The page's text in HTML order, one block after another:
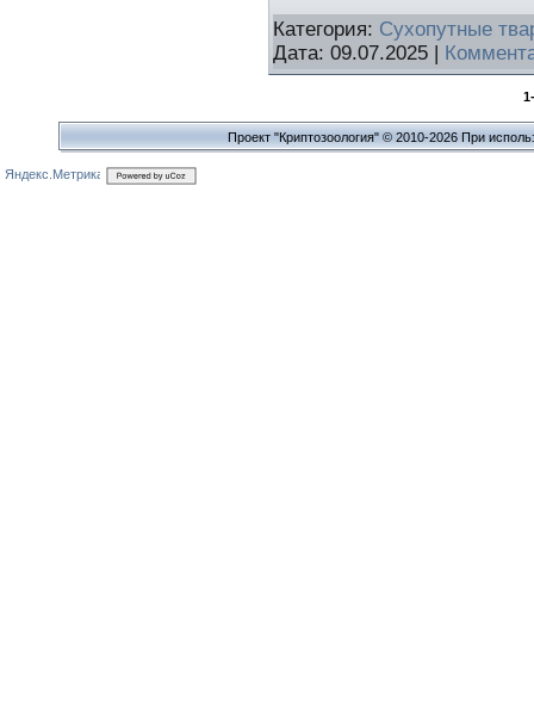
Категория: Сухопутные
Дата: 09.07.2025
Проект "Криптозоология" © 2010-2026 При